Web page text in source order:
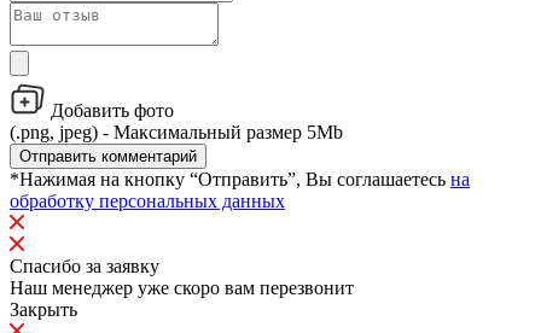
Добавить фото
(.png, jpeg) - Максимальный размер 5Mb
Отправить комментарий
*Нажимая на кнопку “Отправить”, Вы соглашаетесь на
обработку персональных данных
Спасибо за заявку
Наш менеджер уже скоро вам перезвонит
Закрыть